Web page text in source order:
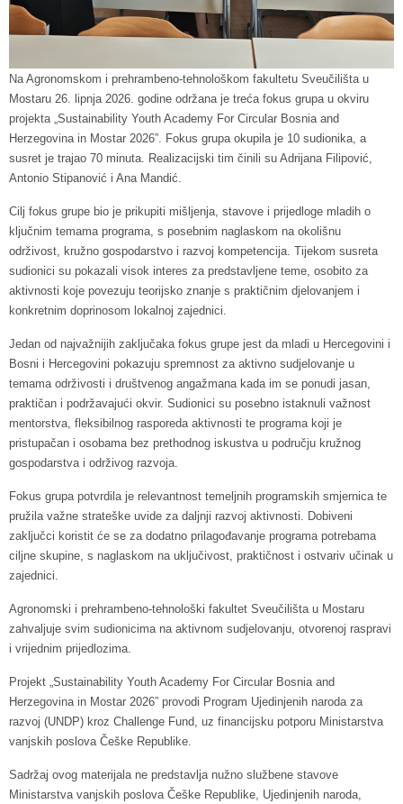
Na Agronomskom i prehrambeno-tehnološkom fakultetu Sveučilišta u
Mostaru 26. lipnja 2026. godine održana je treća fokus grupa u okviru
projekta „Sustainability Youth Academy For Circular Bosnia and
Herzegovina in Mostar 2026”. Fokus grupa okupila je 10 sudionika, a
susret je trajao 70 minuta. Realizacijski tim činili su Adrijana Filipović,
Antonio Stipanović i Ana Mandić.
Cilj fokus grupe bio je prikupiti mišljenja, stavove i prijedloge mladih o
ključnim temama programa, s posebnim naglaskom na okolišnu
održivost, kružno gospodarstvo i razvoj kompetencija. Tijekom susreta
sudionici su pokazali visok interes za predstavljene teme, osobito za
aktivnosti koje povezuju teorijsko znanje s praktičnim djelovanjem i
konkretnim doprinosom lokalnoj zajednici.
Jedan od najvažnijih zaključaka fokus grupe jest da mladi u Hercegovini i
Bosni i Hercegovini pokazuju spremnost za aktivno sudjelovanje u
temama održivosti i društvenog angažmana kada im se ponudi jasan,
praktičan i podržavajući okvir. Sudionici su posebno istaknuli važnost
mentorstva, fleksibilnog rasporeda aktivnosti te programa koji je
pristupačan i osobama bez prethodnog iskustva u području kružnog
gospodarstva i održivog razvoja.
Fokus grupa potvrdila je relevantnost temeljnih programskih smjernica te
pružila važne strateške uvide za daljnji razvoj aktivnosti. Dobiveni
zaključci koristit će se za dodatno prilagođavanje programa potrebama
ciljne skupine, s naglaskom na uključivost, praktičnost i ostvariv učinak u
zajednici.
Agronomski i prehrambeno-tehnološki fakultet Sveučilišta u Mostaru
zahvaljuje svim sudionicima na aktivnom sudjelovanju, otvorenoj raspravi
i vrijednim prijedlozima.
Projekt „Sustainability Youth Academy For Circular Bosnia and
Herzegovina in Mostar 2026” provodi Program Ujedinjenih naroda za
razvoj (UNDP) kroz Challenge Fund, uz financijsku potporu Ministarstva
vanjskih poslova Češke Republike.
Sadržaj ovog materijala ne predstavlja nužno službene stavove
Ministarstva vanjskih poslova Češke Republike, Ujedinjenih naroda,